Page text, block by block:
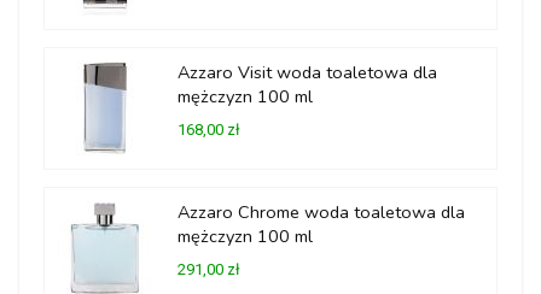
Azzaro Visit woda toaletowa dla
mężczyzn 100 ml
168,00 zł
Azzaro Chrome woda toaletowa dla
mężczyzn 100 ml
291,00 zł